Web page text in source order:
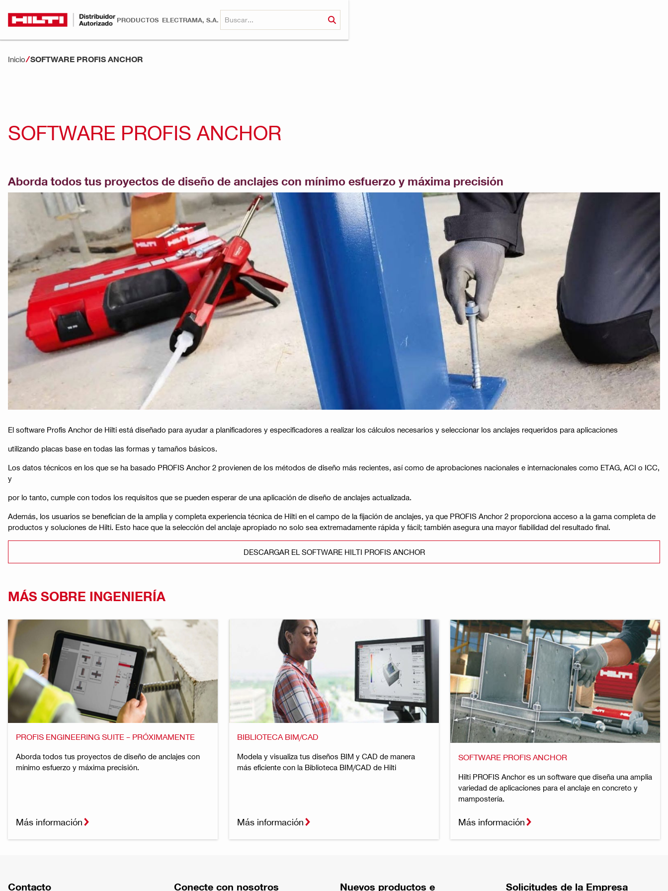
PRODUCTOS ELECTRAMA, S.A.
Inicio SOFTWARE PROFIS ANCHOR
SOFTWARE PROFIS ANCHOR
Aborda todos tus proyectos de diseño de anclajes con mínimo esfuerzo y máxima precisión
El software Profis Anchor de Hilti está diseñado para ayudar a planificadores y especificadores a realizar los cálculos necesarios y seleccionar los anclajes requeridos para aplicaciones
utilizando placas base en todas las formas y tamaños básicos.
Los datos técnicos en los que se ha basado PROFIS Anchor 2 provienen de los métodos de diseño más recientes, así como de aprobaciones nacionales e internacionales como ETAG, ACI o ICC,
y
por lo tanto, cumple con todos los requisitos que se pueden esperar de una aplicación de diseño de anclajes actualizada.
Además, los usuarios se benefician de la amplia y completa experiencia técnica de Hilti en el campo de la fijación de anclajes, ya que PROFIS Anchor 2 proporciona acceso a la gama completa de
productos y soluciones de Hilti. Esto hace que la selección del anclaje apropiado no solo sea extremadamente rápida y fácil; también asegura una mayor fiabilidad del resultado final​.
DESCARGAR EL SOFTWARE HILTI PROFIS ANCHOR
MÁS SOBRE INGENIERÍA
PROFIS ENGINEERING SUITE – PRÓXIMAMENTE
Aborda todos tus proyectos de diseño de anclajes con
mínimo esfuerzo y máxima precisión.
Más información
BIBLIOTECA BIM/CAD
Modela y visualiza tus diseños BIM y CAD de manera
más eficiente con la Biblioteca BIM/CAD de Hilti
Más información
SOFTWARE PROFIS ANCHOR
Hilti PROFIS Anchor es un software que diseña una amplia
variedad de aplicaciones para el anclaje en concreto y
mampostería.
Más información
Contacto Conecte con nosotros Nuevos productos e Solicitudes de la Empresa